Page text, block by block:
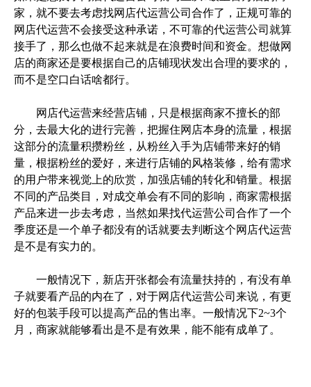
家，就不要去考虑找网店代运营公司合作了，正规可靠的
网店代运营不会接受这种承诺，不可靠的代运营公司就算
接手了，那么也做不起来就是在浪费时间和资金。想做网
店的商家还是要根据自己的店铺现状发出合理的要求的，
而不是空口白话啥都行。
网店代运营来经营店铺，只是根据商家不擅长的部
分，去最大化的进行完善，把握住网店本身的流量，根据
这部分的流量积攒粉丝，从粉丝入手为店铺带来好的销
量，根据粉丝的爱好，来进行店铺的风格装修，给有需求
的用户带来视觉上的欣赏，加强店铺的转化和销量。根据
不同的产品类目，对成交单会有不同的影响，商家需根据
产品来进一步去考虑，当然如果找代运营公司合作了一个
季度还是一个单子都没有的话就要去判断这个网店代运营
是不是有实力的。
一般情况下，新店开张都会有流量扶持的，有没有单
子就要看产品的内在了，对于网店代运营公司来说，有更
好的包装手段可以提高产品的售出率。一般情况下2~3个
月，商家就能够看出是不是有效果，能不能有成单了。